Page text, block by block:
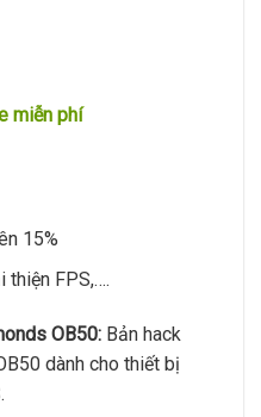
miễn phí
15%
thiện FPS,….
OB50: Bản hack
dành cho thiết bị